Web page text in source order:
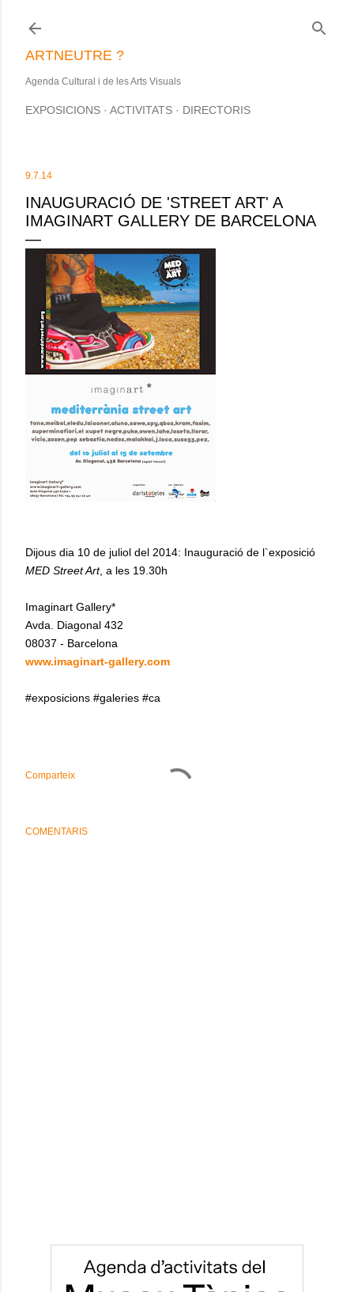
ARTNEUTRE ?
Agenda Cultural i de les Arts Visuals
EXPOSICIONS ACTIVITATS DIRECTORIS
9.7.14
INAUGURACIÓ DE 'STREET ART' A
IMAGINART GALLERY DE BARCELONA
Dijous dia 10 de juliol del 2014: Inauguració de l`exposició
MED Street Art, a les 19.30h
Imaginart Gallery*
Avda. Diagonal 432
08037 - Barcelona
www.imaginart-gallery.com
#exposicions #galeries #ca
Comparteix
COMENTARIS